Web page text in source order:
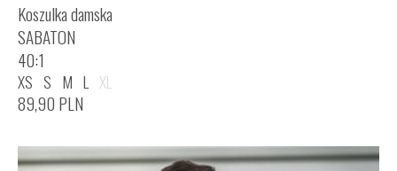
Koszulka damska
SABATON
40:1
XS S M L XL
89,90 PLN